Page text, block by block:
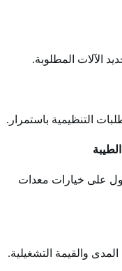
الآلات المطلوبة.
التنظيمية باستمرار.
على خيارات معدات
المدى والقيمة التشغيلية.